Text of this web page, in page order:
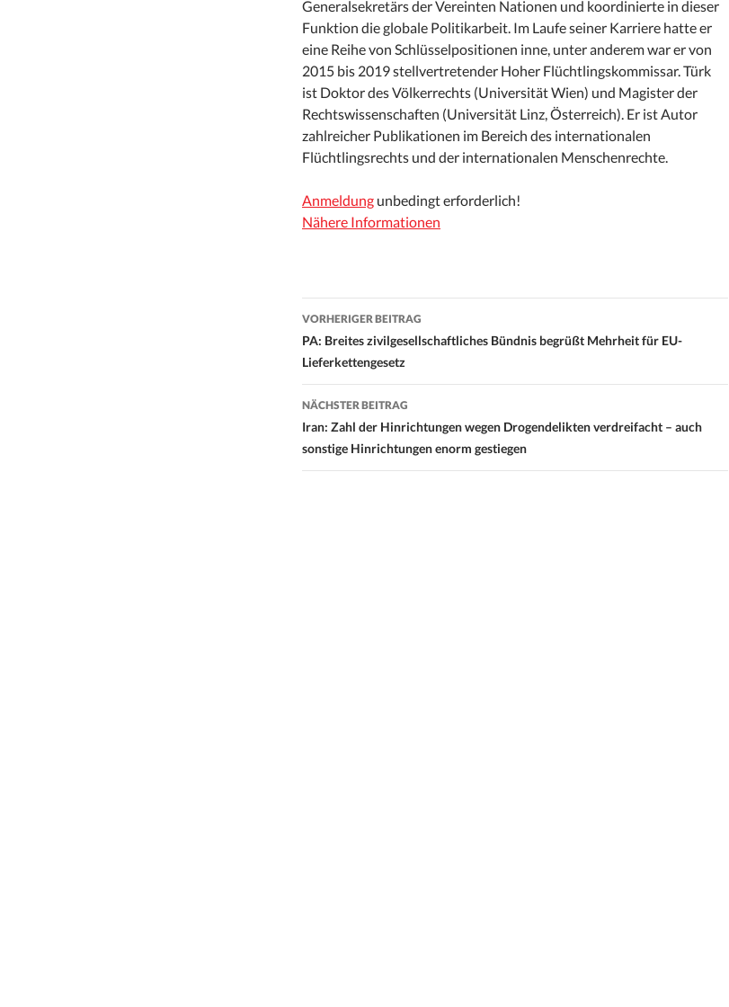
Generalsekretärs der Vereinten Nationen und koordinierte in dieser
Funktion die globale Politikarbeit. Im Laufe seiner Karriere hatte er
eine Reihe von Schlüsselpositionen inne, unter anderem war er von
2015 bis 2019 stellvertretender Hoher Flüchtlingskommissar. Türk
ist Doktor des Völkerrechts (Universität Wien) und Magister der
Rechtswissenschaften (Universität Linz, Österreich). Er ist Autor
zahlreicher Publikationen im Bereich des internationalen
Flüchtlingsrechts und der internationalen Menschenrechte.
Anmeldung unbedingt erforderlich!
Nähere Informationen
Beitrags-
Navigation
VORHERIGER BEITRAG
PA: Breites zivilgesellschaftliches Bündnis begrüßt Mehrheit für EU-
Lieferkettengesetz
NÄCHSTER BEITRAG
Iran: Zahl der Hinrichtungen wegen Drogendelikten verdreifacht – auch
sonstige Hinrichtungen enorm gestiegen